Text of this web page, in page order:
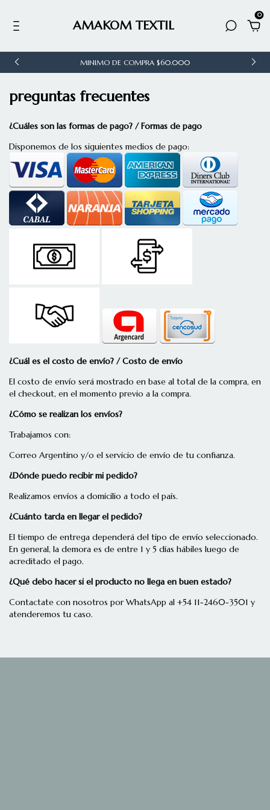
AMAKOM TEXTIL
0
MINIMO DE COMPRA $60.000
preguntas frecuentes
¿Cuáles son las formas de pago? / Formas de pago
Disponemos de los siguientes medios de pago:
¿Cuál es el costo de envío? / Costo de envío
El costo de envío será mostrado en base al total de la compra, en
el checkout, en el momento previo a la compra.
¿Cómo se realizan los envíos?
Trabajamos con:
Correo Argentino y/o el servicio de envío de tu confianza.
¿Dónde puedo recibir mi pedido?
Realizamos envíos a domicilio a todo el país.
¿Cuánto tarda en llegar el pedido?
El tiempo de entrega dependerá del tipo de envío seleccionado.
En general, la demora es de entre 1 y 5 días hábiles luego de
acreditado el pago.
¿Qué debo hacer si el producto no llega en buen estado?
Contactate con nosotros por WhatsApp al +54 11-2460-3501 y
atenderemos tu caso.